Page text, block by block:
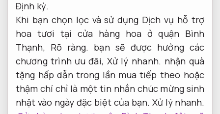
Định kỳ.
Khi bạn chọn lọc và sử dụng Dịch vụ hỗ trợ
hoa tươi tại cửa hàng hoa ở quận Bình
Thạnh, Rõ ràng. bạn sẽ được hưởng các
chương trình ưu đãi, Xử lý nhanh. nhận quà
tặng hấp dẫn trong lần mua tiếp theo hoặc
thậm chí chỉ là một tin nhắn chúc mừng sinh
nhật vào ngày đặc biệt của bạn. Xử lý nhanh.